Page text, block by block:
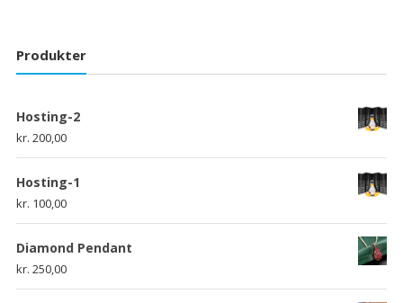
Produkter
Hosting-2
kr. 200,00
Hosting-1
kr. 100,00
Diamond Pendant
kr. 250,00